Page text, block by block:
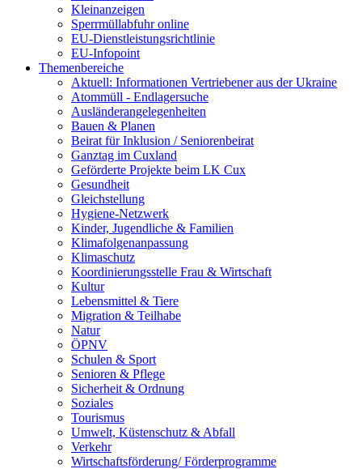
Kleinanzeigen
Sperrmüllabfuhr online
EU-Dienstleistungsrichtlinie
EU-Infopoint
Themenbereiche
Aktuell: Informationen Vertriebener aus der Ukraine
Atommüll - Endlagersuche
Ausländerangelegenheiten
Bauen & Planen
Beirat für Inklusion / Seniorenbeirat
Ganztag im Cuxland
Geförderte Projekte beim LK Cux
Gesundheit
Gleichstellung
Hygiene-Netzwerk
Kinder, Jugendliche & Familien
Klimafolgenanpassung
Klimaschutz
Koordinierungsstelle Frau & Wirtschaft
Kultur
Lebensmittel & Tiere
Migration & Teilhabe
Natur
ÖPNV
Schulen & Sport
Senioren & Pflege
Sicherheit & Ordnung
Soziales
Tourismus
Umwelt, Küstenschutz & Abfall
Verkehr
Wirtschaftsförderung/ Förderprogramme